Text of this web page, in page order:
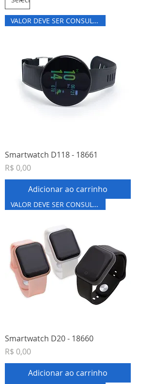
VALOR DEVE SER CONSULTADO
Smartwatch D118 - 18661
Preço
R$ 0,00
Adicionar ao carrinho
VALOR DEVE SER CONSULTADO
Smartwatch D20 - 18660
Preço
R$ 0,00
Adicionar ao carrinho